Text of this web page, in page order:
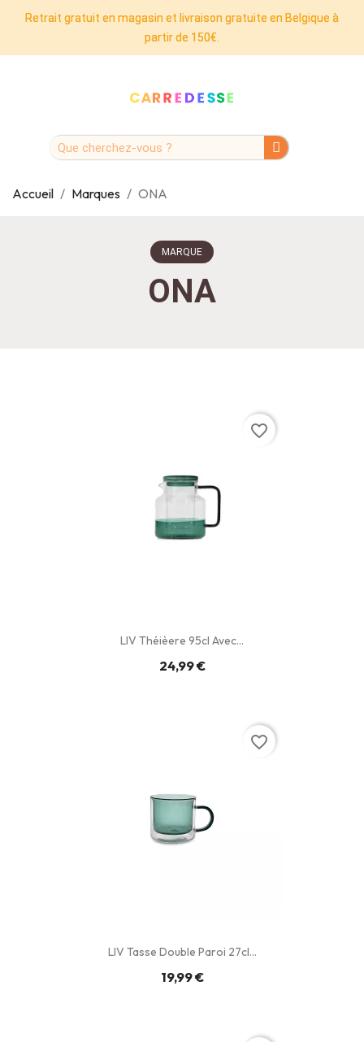
Retrait gratuit en magasin et livraison gratuite en Belgique à
partir de 150€.
Accueil Marques ONA
MARQUE
ONA
LIV Théièere 95cl Avec...
24,99 €
favorite_border
LIV Tasse Double Paroi 27cl...
19,99 €
favorite_border